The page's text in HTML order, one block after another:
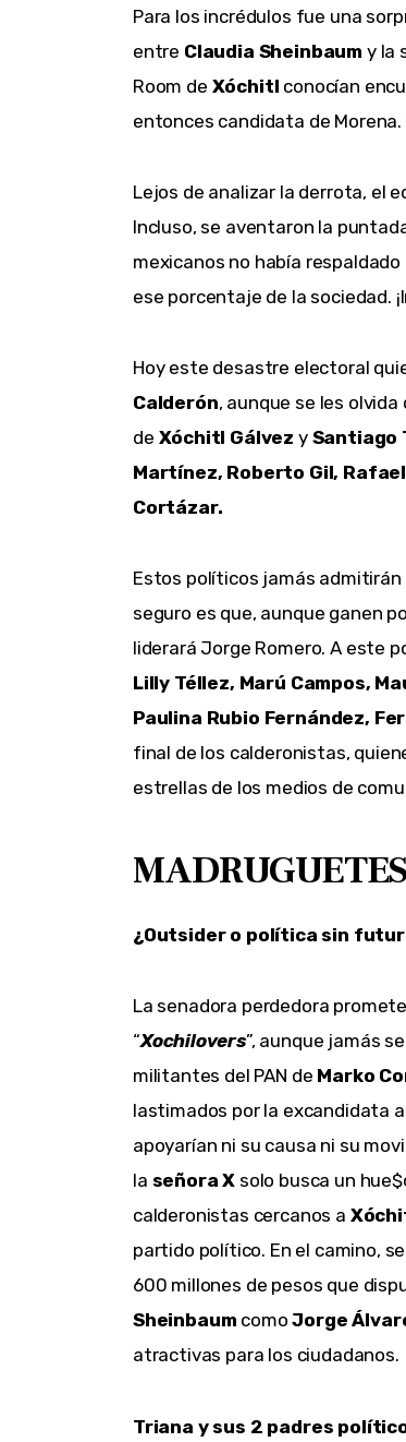
Para los incrédulos fue una
entre Claudia Sheinbaum y la
Room de Xóchitl conocían
entonces candidata de Morena.
Lejos de analizar la derrota, el
Incluso, se aventaron la
mexicanos no había
ese porcentaje de la sociedad.
Hoy este desastre electoral
Calderón, aunque se les
de Xóchitl Gálvez y Santiago
Martínez, Roberto Gil,
Cortázar.
Estos políticos jamás admitirán
seguro es que, aunque ganen
liderará Jorge Romero. A este
Lilly Téllez, Marú Campos,
Paulina Rubio Fernández,
final de los calderonistas,
estrellas de los medios de
MADRUGUETES
¿Outsider o política sin
La senadora perdedora
“Xochilovers”, aunque jamás
militantes del PAN de Marko
lastimados por la excandidata
apoyarían ni su causa ni su
la señora X solo busca un
calderonistas cercanos a
partido político. En el camino,
600 millones de pesos que
Sheinbaum como Jorge
atractivas para los ciudadanos.
Triana y sus 2 padres